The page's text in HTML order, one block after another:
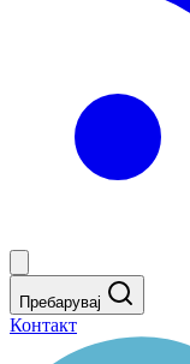
Пребарувај
Контакт